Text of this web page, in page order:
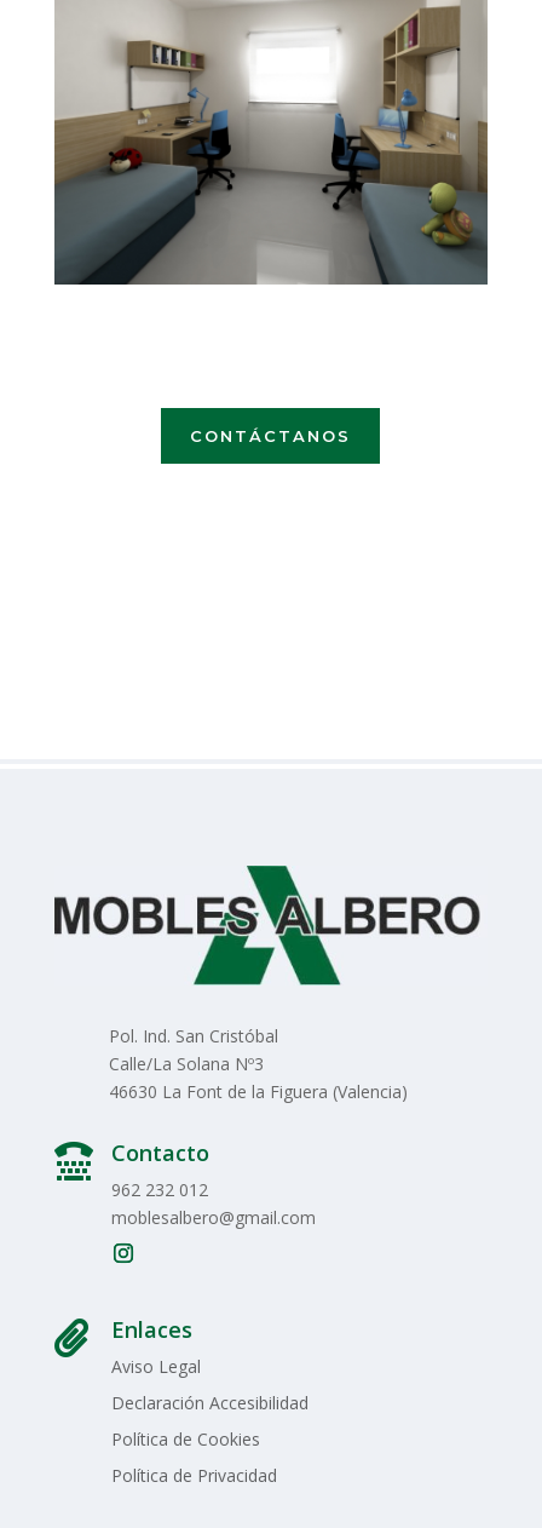
CONTÁCTANOS
Pol. Ind. San Cristóbal
Calle/La Solana Nº3
46630 La Font de la Figuera (Valencia)
 Contacto
962 232 012
moblesalbero@gmail.com
 Enlaces
Aviso Legal
Declaración Accesibilidad
Política de Cookies
Política de Privacidad